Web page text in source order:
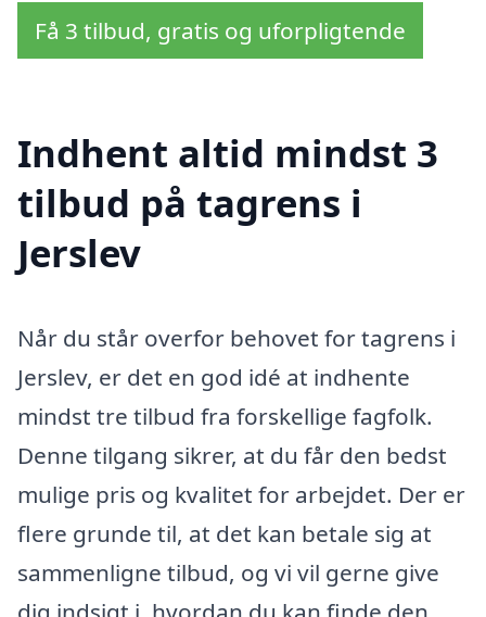
Få 3 tilbud, gratis og uforpligtende
Indhent altid mindst 3
tilbud på tagrens i
Jerslev
Når du står overfor behovet for tagrens i
Jerslev, er det en god idé at indhente
mindst tre tilbud fra forskellige fagfolk.
Denne tilgang sikrer, at du får den bedst
mulige pris og kvalitet for arbejdet. Der er
flere grunde til, at det kan betale sig at
sammenligne tilbud, og vi vil gerne give